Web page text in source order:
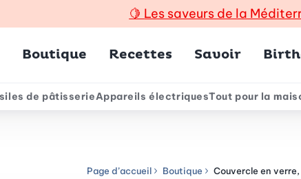
🍋 Les saveurs de la
principal
Boutique Recettes Savoir
de pâtisserieAppareils électriquesTout pour la
Page d’accueil Boutique Couvercle en